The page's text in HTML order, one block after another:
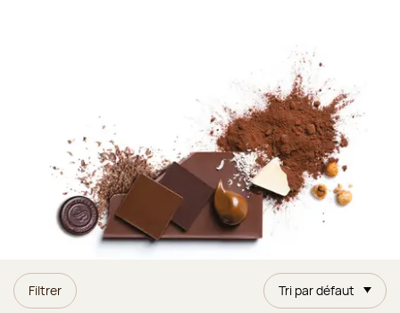
Filtrer Tri par défaut